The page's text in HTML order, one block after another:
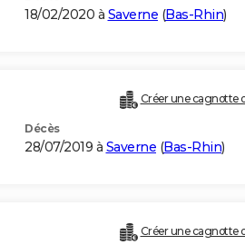
18/02/2020 à Saverne (Bas-Rhin)
Créer une cagnotte
Décès
28/07/2019 à Saverne (Bas-Rhin)
Créer une cagnotte